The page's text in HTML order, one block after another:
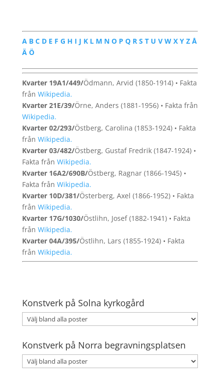
A B C D E F G H I J K L M N O P Q R S T U V W X Y Z Å
Ä Ö
Kvarter 19A1/449/Ödmann, Arvid (1850-1914) • Fakta
från Wikipedia.
Kvarter 21E/39/Örne, Anders (1881-1956) • Fakta från
Wikipedia.
Kvarter 02/293/Östberg, Carolina (1853-1924) • Fakta
från Wikipedia.
Kvarter 03/482/Östberg, Gustaf Fredrik (1847-1924) •
Fakta från Wikipedia.
Kvarter 16A2/690B/Östberg, Ragnar (1866-1945) •
Fakta från Wikipedia.
Kvarter 10D/381/Österberg, Axel (1866-1952) • Fakta
från Wikipedia.
Kvarter 17G/1030/Östlihn, Josef (1882-1941) • Fakta
från Wikipedia.
Kvarter 04A/395/Östlihn, Lars (1855-1924) • Fakta
från Wikipedia.
Konstverk på Solna kyrkogård
Konstverk på Norra begravningsplatsen